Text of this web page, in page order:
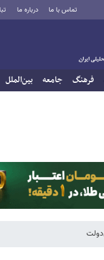
تماس با ما درباره ما
فرهنگ جامعه بین‌الملل
دولت